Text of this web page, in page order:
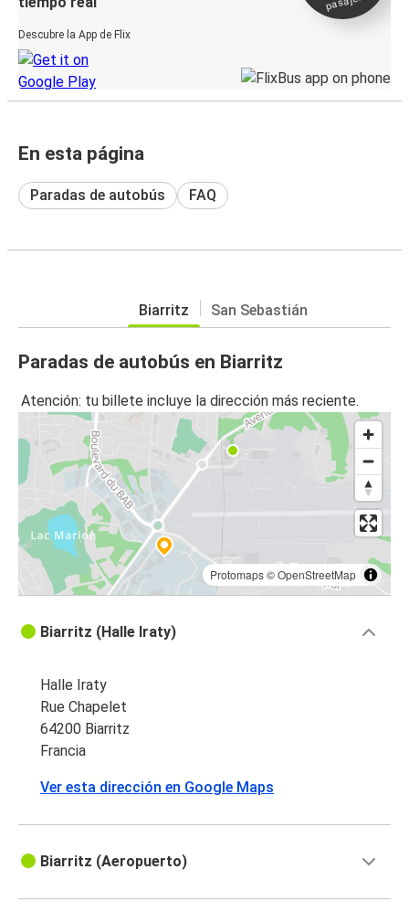
Descubre la App de Flix
En esta página
Paradas de autobús FAQ
Biarritz San Sebastián
Paradas de autobús en Biarritz
Atención: tu billete incluye la dirección más reciente.
Protomaps©OpenStreetMap
Biarritz (Halle Iraty)
Halle Iraty
Rue Chapelet
64200 Biarritz
Francia
Ver esta dirección en Google Maps
Biarritz (Aeropuerto)